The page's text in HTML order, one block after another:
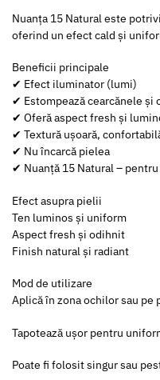
Nuanța 15 Natural este
oferind un efect cald și
Beneficii principale
✔ Efect iluminator (lumi)
✔ Estompează cearcănele și
✔ Oferă aspect fresh și
✔ Textură ușoară,
✔ Nu încarcă pielea
✔ Nuanță 15 Natural –
Efect asupra pielii
Ten luminos și uniform
Aspect fresh și odihnit
Finish natural și radiant
Mod de utilizare
Aplică în zona ochilor sau
Tapotează ușor pentru
Poate fi folosit singur sau